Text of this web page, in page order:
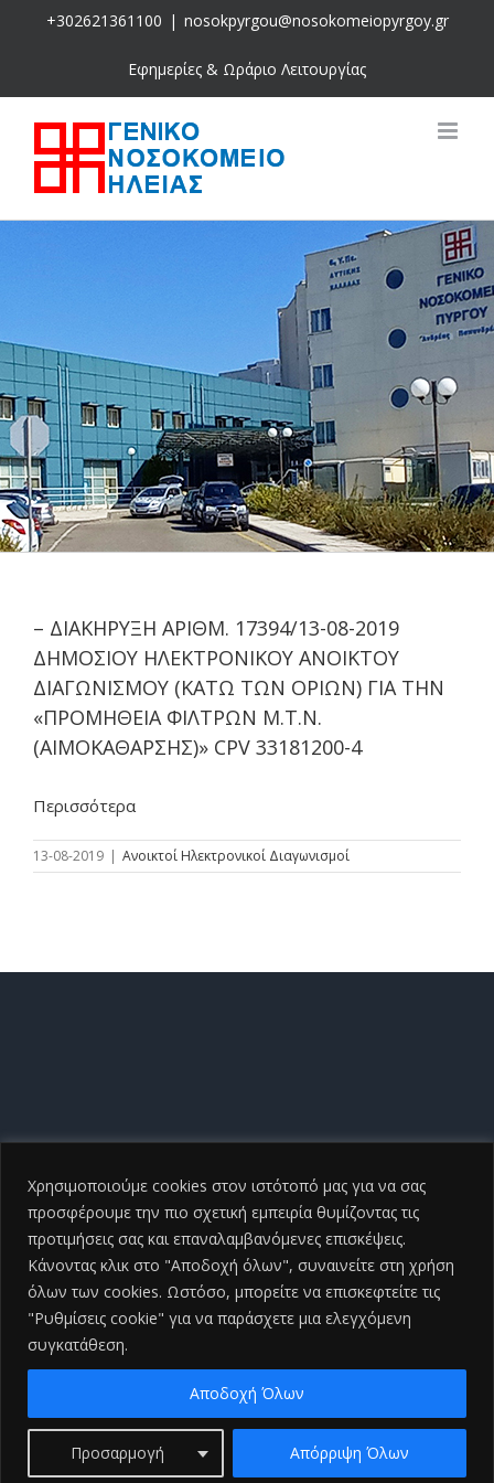
Χρησιμοποιούμε cookies στον ιστότοπό μας για να σας
προσφέρουμε την πιο σχετική εμπειρία θυμίζοντας τις
προτιμήσεις σας και επαναλαμβανόμενες επισκέψεις.
Κάνοντας κλικ στο "Αποδοχή όλων", συναινείτε στη χρήση
όλων των cookies. Ωστόσο, μπορείτε να επισκεφτείτε τις
"Ρυθμίσεις cookie" για να παράσχετε μια ελεγχόμενη
συγκατάθεση.
Προσαρμογή Απόρριψη Όλων
Αποδοχή Όλων
+302621361100 | nosokpyrgou@nosokomeiopyrgoy.gr
Εφημερίες & Ωράριο Λειτουργίας
– ΔΙΑΚΗΡΥΞΗ ΑΡΙΘΜ. 17394/13-08-2019
ΔΗΜΟΣΙΟΥ ΗΛΕΚΤΡΟΝΙΚΟΥ ΑΝΟΙΚΤΟΥ
ΔΙΑΓΩΝΙΣΜΟΥ (ΚΑΤΩ ΤΩΝ ΟΡΙΩΝ) ΓΙΑ ΤΗΝ
«ΠΡΟΜΗΘΕΙΑ ΦΙΛΤΡΩΝ Μ.Τ.Ν.
(ΑΙΜΟΚΑΘΑΡΣΗΣ)» CPV 33181200-4
Περισσότερα
13-08-2019 | Ανοικτοί Ηλεκτρονικοί Διαγωνισμοί
Copyright ©2026 Γενικό Νοσοκομείο Ηλείας |All Rights
2026 | Developed by
Facebook